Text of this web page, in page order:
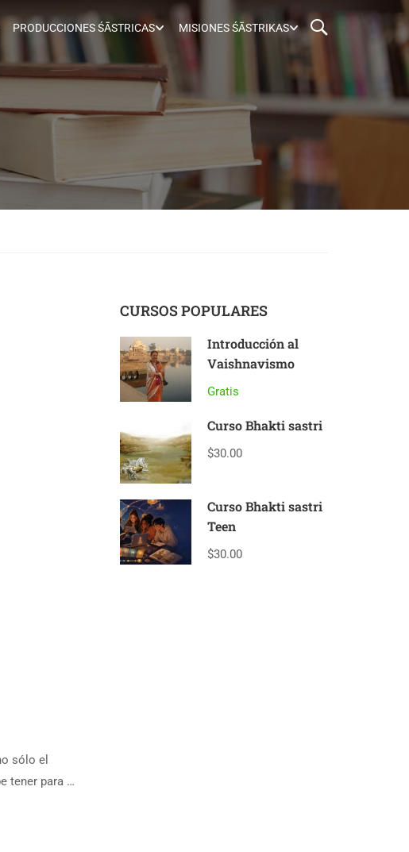
PRODUCCIONES ŚĀSTRICAS MISIONES ŚĀSTRIKAS
sólo el
tener para …
CURSOS POPULARES
Introducción al
Vaishnavismo
Gratis
Curso Bhakti sastri
$30.00
Curso Bhakti sastri
Teen
$30.00